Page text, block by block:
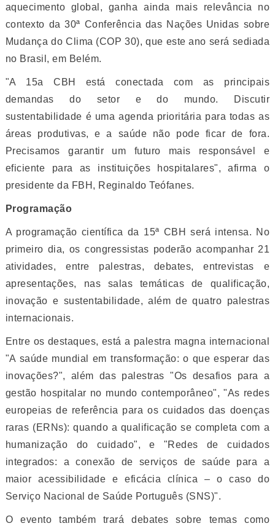
aquecimento global, ganha ainda mais relevância no
contexto da 30ª Conferência das Nações Unidas sobre
Mudança do Clima (COP 30), que este ano será sediada
no Brasil, em Belém.
"A 15a CBH está conectada com as principais
demandas do setor e do mundo. Discutir
sustentabilidade é uma agenda prioritária para todas as
áreas produtivas, e a saúde não pode ficar de fora.
Precisamos garantir um futuro mais responsável e
eficiente para as instituições hospitalares", afirma o
presidente da FBH, Reginaldo Teófanes.
Programação
A programação científica da 15ª CBH será intensa. No
primeiro dia, os congressistas poderão acompanhar 21
atividades, entre palestras, debates, entrevistas e
apresentações, nas salas temáticas de qualificação,
inovação e sustentabilidade, além de quatro palestras
internacionais.
Entre os destaques, está a palestra magna internacional
"A saúde mundial em transformação: o que esperar das
inovações?", além das palestras "Os desafios para a
gestão hospitalar no mundo contemporâneo", "As redes
europeias de referência para os cuidados das doenças
raras (ERNs): quando a qualificação se completa com a
humanização do cuidado", e "Redes de cuidados
integrados: a conexão de serviços de saúde para a
maior acessibilidade e eficácia clínica – o caso do
Serviço Nacional de Saúde Português (SNS)".
O evento também trará debates sobre temas como